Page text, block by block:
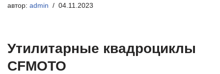
автор: admin 04.11.2023
Утилитарные квадроциклы
CFMOTO